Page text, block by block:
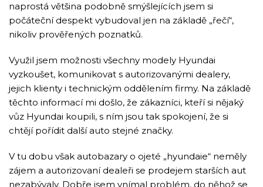
naprostá většina podobně smýšlejících jsem si
počáteční despekt vybudoval jen na základě „řečí“,
nikoliv prověřených poznatků.
Využil jsem možnosti všechny modely Hyundai
vyzkoušet, komunikovat s autorizovanými dealery,
jejich klienty i technickým oddělením firmy. Na základě
těchto informací mi došlo, že zákazníci, kteří si nějaký
vůz Hyundai koupili, s ním jsou tak spokojení, že si
chtějí pořídit další auto stejné značky.
V tu dobu však autobazary o ojeté „hyundaie“ neměly
zájem a autorizovaní dealeři se prodejem starších aut
nezabývaly. Dobře jsem vnímal problém, do něhož se